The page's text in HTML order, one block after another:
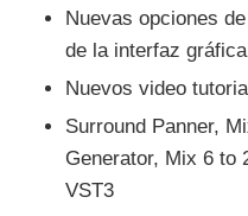
Nuevas opciones
de la interfaz gráfica
Nuevos video
Surround Panner,
Generator, Mix 6 to
VST3